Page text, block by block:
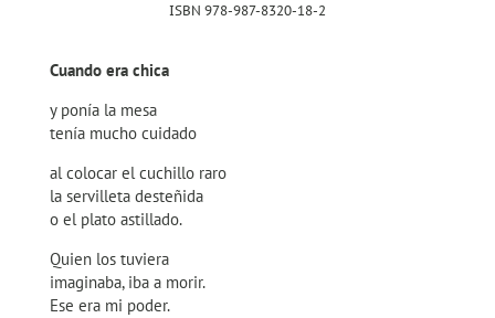
ISBN 978-987-8320-18-2
Cuando era chica
y ponía la mesa
tenía mucho cuidado
al colocar el cuchillo raro
la servilleta desteñida
o el plato astillado.
Quien los tuviera
imaginaba, iba a morir.
Ese era mi poder.